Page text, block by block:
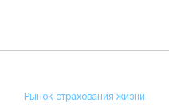
Рынок страхования жизни